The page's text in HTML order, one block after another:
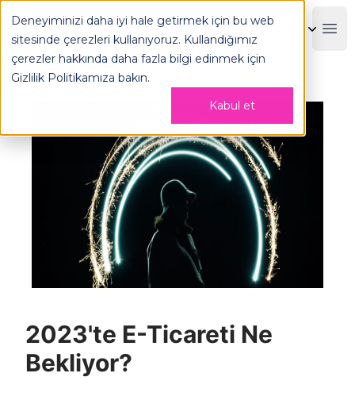
Deneyiminizi daha iyi hale getirmek için bu web
sitesinde çerezleri kullanıyoruz. Kullandığımız
çerezler hakkında daha fazla bilgi edinmek için
Gizlilik Politikamıza bakın.
Kabul et
OPLOG
2023'te E-Ticareti Ne
Bekliyor?